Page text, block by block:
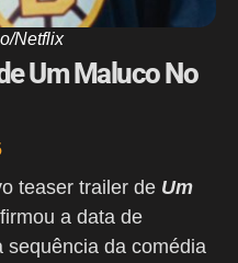
Netflix
Um Maluco No
teaser trailer de Um
a data de
sequência da comédia